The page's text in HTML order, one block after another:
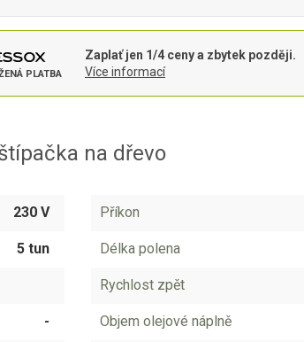
PLATBA
Zaplať jen 1/4 ceny a zbytek později.
Více informací
na dřevo
230 V Příkon
5 tun Délka polena
Rychlost zpět
- Objem olejové náplně